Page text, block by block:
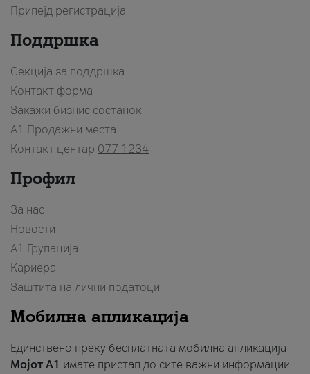
Припејд регистрација
Поддршка
Секција за поддршка
Контакт форма
Закажи бизнис состанок
A1 Продажни места
Контакт центар 077 1234
Профил
За нас
Новости
А1 Групација
Кариера
Заштита на лични податоци
Мобилна апликација
Единствено преку бесплатната мобилна апликација
Мојот A1 имате пристап до сите важни информации